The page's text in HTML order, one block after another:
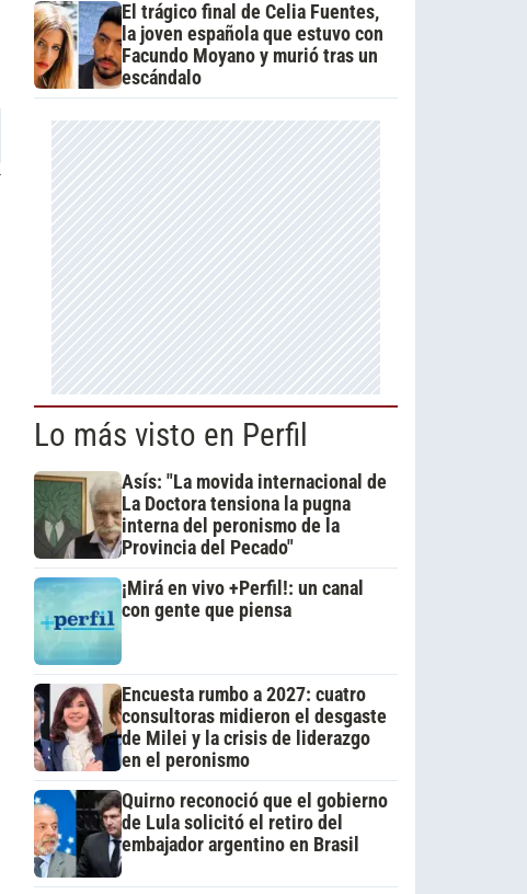
El trágico final de Celia Fuentes,
la joven española que estuvo con
Facundo Moyano y murió tras un
escándalo
Lo más visto en Perfil
Asís: "La movida internacional de
La Doctora tensiona la pugna
interna del peronismo de la
Provincia del Pecado"
¡Mirá en vivo +Perfil!: un canal
con gente que piensa
Encuesta rumbo a 2027: cuatro
consultoras midieron el desgaste
de Milei y la crisis de liderazgo
en el peronismo
Quirno reconoció que el gobierno
de Lula solicitó el retiro del
embajador argentino en Brasil